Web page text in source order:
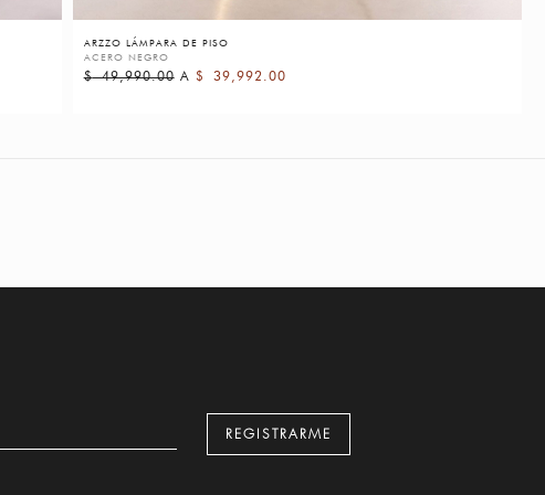
ARZZO LÁMPARA DE PISO
ACERO NEGRO
$49,990.00A $ 39,992.00
REGISTRARME